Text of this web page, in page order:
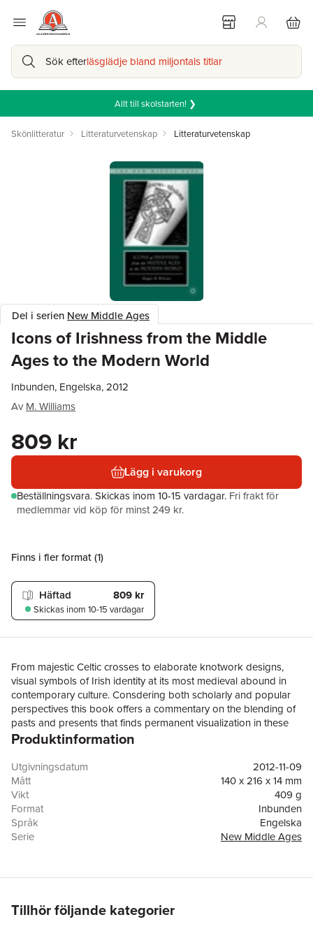
Sök efterläsglädje bland miljontals titlar
Allt till skolstarten! ❯
Skönlitteratur Litteraturvetenskap Litteraturvetenskap
Del i serien New Middle Ages
Icons of Irishness from the Middle
Ages to the Modern World
Inbunden, Engelska, 2012
Av M. Williams
809 kr
Lägg i varukorg
Beställningsvara.Skickas inom 10-15 vardagar. Fri frakt för
medlemmar vid köp för minst 249 kr.
Finns i fler format (1)
Häftad 809 kr
Skickas inom 10-15 vardagar
From majestic Celtic crosses to elaborate knotwork designs,
visual symbols of Irish identity at its most medieval abound in
contemporary culture. Consdering both scholarly and popular
perspectives this book offers a commentary on the blending of
pasts and presents that finds permanent visualization in these
contemporary signs.
Produktinformation
Utgivningsdatum
2012-11-09
Mått
140 x 216 x 14 mm
Vikt
409 g
Format
Inbunden
Språk
Engelska
Serie
New Middle Ages
Förlag
Palgrave Macmillan
Tillhör följande kategorier